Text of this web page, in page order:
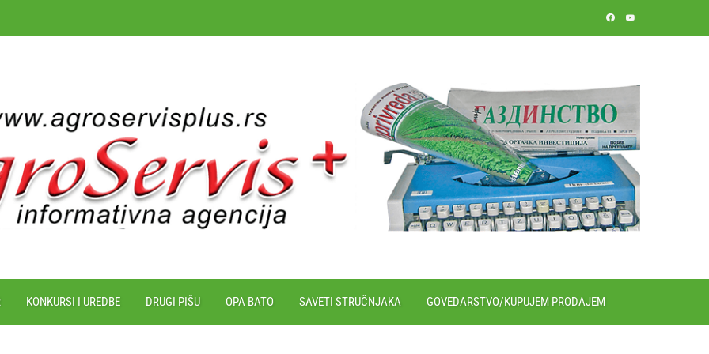
KONKURSI I UREDBE DRUGI PIŠU OPA BATO SAVETI STRUČNJAKA GOVEDARSTVO/KUPUJEM PRODAJEM